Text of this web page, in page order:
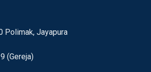
Polimak, Jayapura
(Gereja)